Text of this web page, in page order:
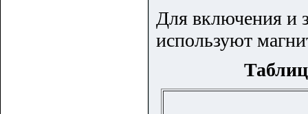
Для включения и
используют